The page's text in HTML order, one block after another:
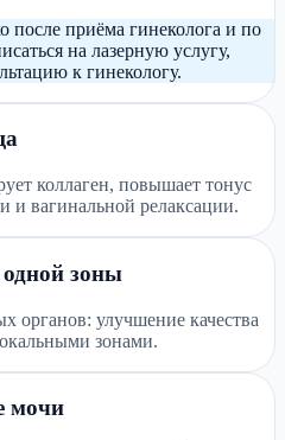
после приёма гинеколога и по
на лазерную услугу,
к гинекологу.
коллаген, повышает тонус
и вагинальной релаксации.
зоны
органов: улучшение качества
зонами.
мочи